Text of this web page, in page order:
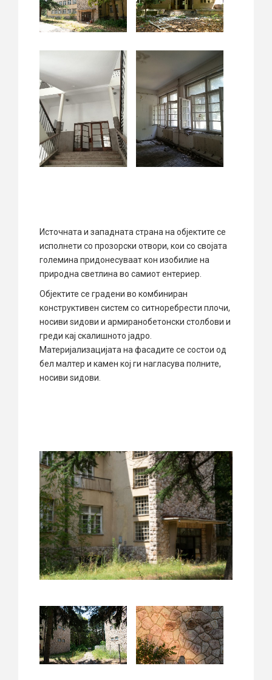
Источната и западната страна на објектите се
исполнети со прозорски отвори, кои со својата
големина придонесуваат кон изобилие на
природна светлина во самиот ентериер.
Објектите се градени во комбиниран
конструктивен систем со ситноребрести плочи,
носиви ѕидови и армиранобетонски столбови и
греди кај скалишното јадро.
Материјализацијата на фасадите се состои од
бел малтер и камен кој ги нагласува полните,
носиви ѕидови.